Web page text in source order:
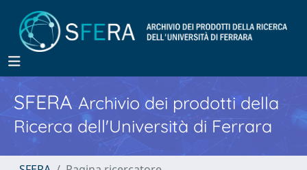
SFERA Archivio dei prodotti della
Ricerca dell'Università di Ferrara